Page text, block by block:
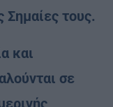
Σημαίες τους.
και
σε